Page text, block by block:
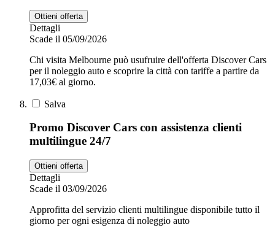
Ottieni offerta
Dettagli
Scade il 05/09/2026
Chi visita Melbourne può usufruire dell'offerta Discover Cars
per il noleggio auto e scoprire la città con tariffe a partire da
17,03€ al giorno.
Salva
Promo Discover Cars con assistenza clienti
multilingue 24/7
Ottieni offerta
Dettagli
Scade il 03/09/2026
Approfitta del servizio clienti multilingue disponibile tutto il
giorno per ogni esigenza di noleggio auto